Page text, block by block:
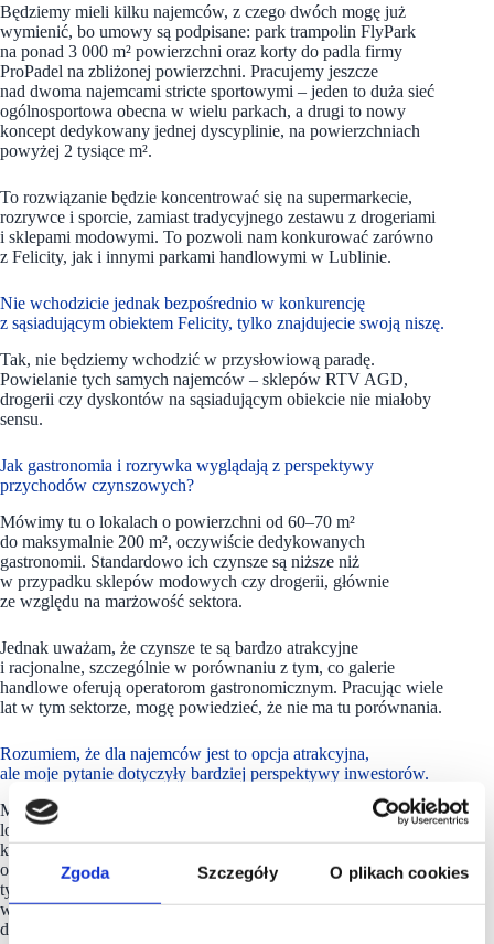
Zgoda Szczegóły O plikach cookies
Będziemy mieli kilku najemców, z czego dwóch mogę już
wymienić, bo umowy są podpisane: park trampolin FlyPark
na ponad 3 000 m² powierzchni oraz korty do padla firmy
ProPadel na zbliżonej powierzchni. Pracujemy jeszcze
nad dwoma najemcami stricte sportowymi – jeden to duża sieć
ogólnosportowa obecna w wielu parkach, a drugi to nowy
koncept dedykowany jednej dyscyplinie, na powierzchniach
powyżej 2 tysiące m².
To rozwiązanie będzie koncentrować się na supermarkecie,
rozrywce i sporcie, zamiast tradycyjnego zestawu z drogeriami
i sklepami modowymi. To pozwoli nam konkurować zarówno
z Felicity, jak i innymi parkami handlowymi w Lublinie.
Nie wchodzicie jednak bezpośrednio w konkurencję
z sąsiadującym obiektem Felicity, tylko znajdujecie swoją niszę.
Tak, nie będziemy wchodzić w przysłowiową paradę.
Powielanie tych samych najemców – sklepów RTV AGD,
drogerii czy dyskontów na sąsiadującym obiekcie nie miałoby
sensu.
Jak gastronomia i rozrywka wyglądają z perspektywy
przychodów czynszowych?
Mówimy tu o lokalach o powierzchni od 60–70 m²
do maksymalnie 200 m², oczywiście dedykowanych
gastronomii. Standardowo ich czynsze są niższe niż
w przypadku sklepów modowych czy drogerii, głównie
ze względu na marżowość sektora.
Jednak uważam, że czynsze te są bardzo atrakcyjne
i racjonalne, szczególnie w porównaniu z tym, co galerie
handlowe oferują operatorom gastronomicznym. Pracując wiele
lat w tym sektorze, mogę powiedzieć, że nie ma tu porównania.
Rozumiem, że dla najemców jest to opcja atrakcyjna,
ale moje pytanie dotyczyły bardziej perspektywy inwestorów.
Moim zdaniem nie jest to problemem. To są stosunkowo małe
lokale, więc nawet jeśli mamy kilka tysięcy metrów
kwadratowych powierzchni całkowitej i umieścimy kilku
operatorów gastronomicznych, to w sumie zajmują oni
tylko kilkaset metrów kwadratowych. Nie obciążają
więc znacząco parku, a jednocześnie wnoszą dużą wartość
dodaną.